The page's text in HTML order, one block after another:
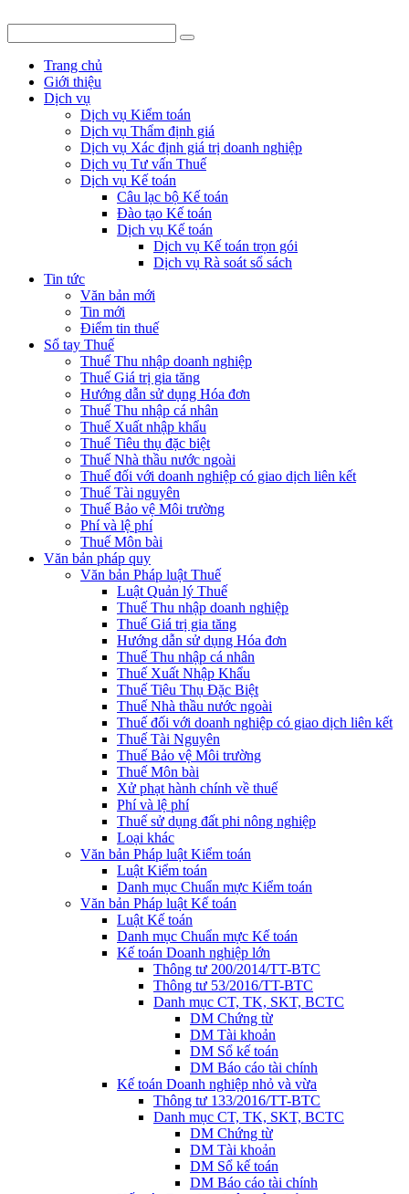
Trang chủ
Giới thiệu
Dịch vụ
Dịch vụ Kiểm toán
Dịch vụ Thẩm định giá
Dịch vụ Xác định giá trị doanh nghiệp
Dịch vụ Tư vấn Thuế
Dịch vụ Kế toán
Câu lạc bộ Kế toán
Đào tạo Kế toán
Dịch vụ Kế toán
Dịch vụ Kế toán trọn gói
Dịch vụ Rà soát sổ sách
Tin tức
Văn bản mới
Tin mới
Điểm tin thuế
Sổ tay Thuế
Thuế Thu nhập doanh nghiệp
Thuế Giá trị gia tăng
Hướng dẫn sử dụng Hóa đơn
Thuế Thu nhập cá nhân
Thuế Xuất nhập khẩu
Thuế Tiêu thụ đặc biệt
Thuế Nhà thầu nước ngoài
Thuế đối với doanh nghiệp có giao dịch liên kết
Thuế Tài nguyên
Thuế Bảo vệ Môi trường
Phí và lệ phí
Thuế Môn bài
Văn bản pháp quy
Văn bản Pháp luật Thuế
Luật Quản lý Thuế
Thuế Thu nhập doanh nghiệp
Thuế Giá trị gia tăng
Hướng dẫn sử dụng Hóa đơn
Thuế Thu nhập cá nhân
Thuế Xuất Nhập Khẩu
Thuế Tiêu Thụ Đặc Biệt
Thuế Nhà thầu nước ngoài
Thuế đối với doanh nghiệp có giao dịch liên kết
Thuế Tài Nguyên
Thuế Bảo vệ Môi trường
Thuế Môn bài
Xử phạt hành chính về thuế
Phí và lệ phí
Thuế sử dụng đất phi nông nghiệp
Loại khác
Văn bản Pháp luật Kiểm toán
Luật Kiểm toán
Danh mục Chuẩn mực Kiểm toán
Văn bản Pháp luật Kế toán
Luật Kế toán
Danh mục Chuẩn mực Kế toán
Kế toán Doanh nghiệp lớn
Thông tư 200/2014/TT-BTC
Thông tư 53/2016/TT-BTC
Danh mục CT, TK, SKT, BCTC
DM Chứng từ
DM Tài khoản
DM Sổ kế toán
DM Báo cáo tài chính
Kế toán Doanh nghiệp nhỏ và vừa
Thông tư 133/2016/TT-BTC
Danh mục CT, TK, SKT, BCTC
DM Chứng từ
DM Tài khoản
DM Sổ kế toán
DM Báo cáo tài chính